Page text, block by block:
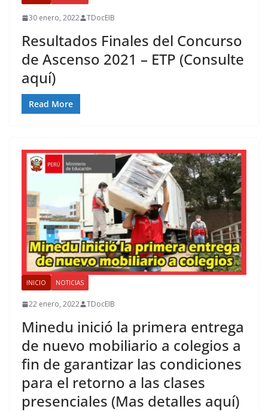
30 enero, 2022 TDocEIB
Resultados Finales del Concurso
de Ascenso 2021 – ETP (Consulte
aquí)
Read More
INICIO NOTICIAS
22 enero, 2022 TDocEIB
Minedu inició la primera entrega
de nuevo mobiliario a colegios a
fin de garantizar las condiciones
para el retorno a las clases
presenciales (Mas detalles aquí)